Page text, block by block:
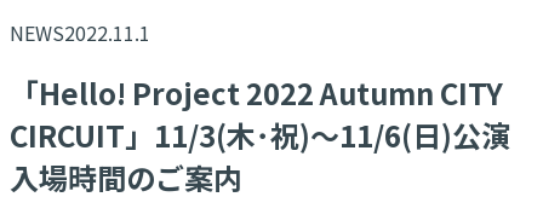
NEWS2022.11.1
「Hello! Project 2022 Autumn CITY
CIRCUIT」11/3(木･祝)～11/6(日)公演
入場時間のご案内